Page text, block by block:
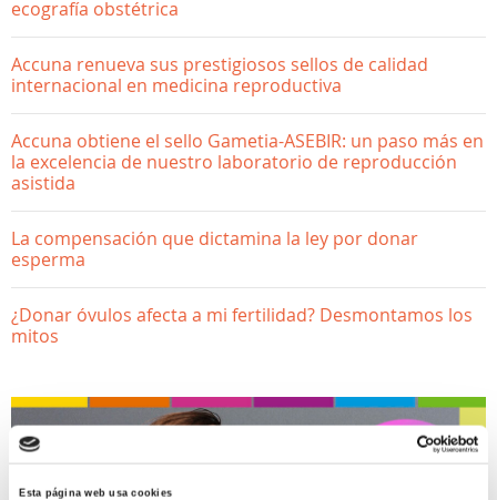
Esta página web usa cookies
ecografía obstétrica
Accuna renueva sus prestigiosos sellos de calidad
internacional en medicina reproductiva
Accuna obtiene el sello Gametia-ASEBIR: un paso más en
la excelencia de nuestro laboratorio de reproducción
asistida
La compensación que dictamina la ley por donar
esperma
¿Donar óvulos afecta a mi fertilidad? Desmontamos los
mitos